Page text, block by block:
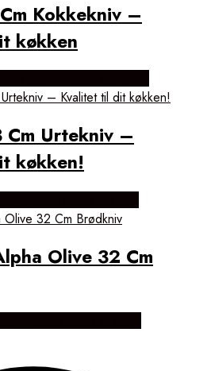
Kokkekniv –
køkken
Cm Urtekniv –
køkken!
Olive 32 Cm